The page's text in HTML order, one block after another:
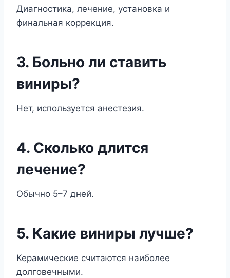
Диагностика, лечение, установка и
финальная коррекция.
3. Больно ли ставить
виниры?
Нет, используется анестезия.
4. Сколько длится
лечение?
Обычно 5–7 дней.
5. Какие виниры лучше?
Керамические считаются наиболее
долговечными.